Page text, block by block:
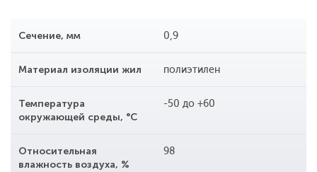
Сечение, мм 0,9
Материал изоляции жил полиэтилен
Температура
окружающей среды, °С
-50 до +60
Относительная
влажность воздуха, %
98